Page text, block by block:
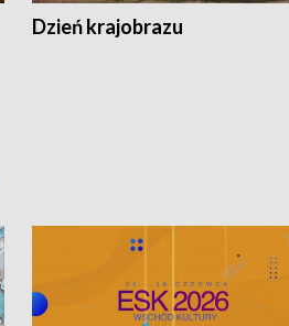
Dzień krajobrazu